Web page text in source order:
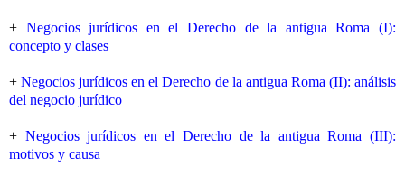
+ Negocios jurídicos en el Derecho de la antigua Roma (I):
concepto y clases
+Negocios jurídicos en el Derecho de la antigua Roma (II): análisis
del negocio jurídico
+ Negocios jurídicos en el Derecho de la antigua Roma (III):
motivos y causa